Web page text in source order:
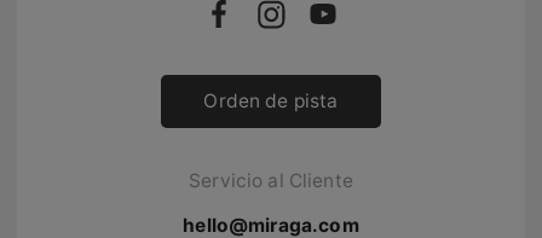
Orden de pista
Servicio al Cliente
hello@miraga.com